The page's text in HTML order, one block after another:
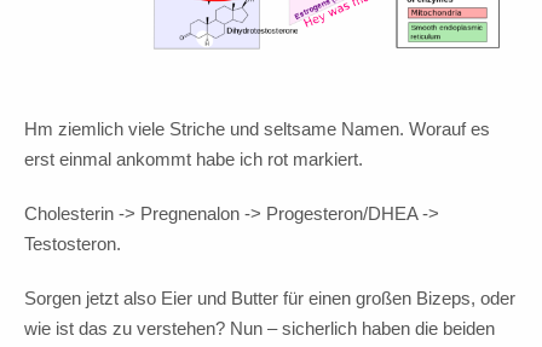
Hm ziemlich viele Striche und seltsame Namen. Worauf es
erst einmal ankommt habe ich rot markiert.
Cholesterin -> Pregnenalon -> Progesteron/DHEA ->
Testosteron.
Sorgen jetzt also Eier und Butter für einen großen Bizeps, oder
wie ist das zu verstehen? Nun – sicherlich haben die beiden